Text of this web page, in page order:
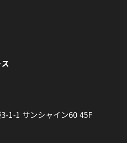
1-1 サンシャイン60 45F